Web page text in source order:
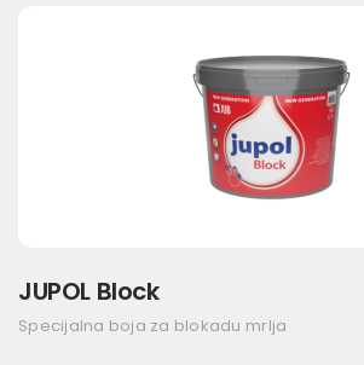
JUPOL Block
Specijalna boja za blokadu mrlja